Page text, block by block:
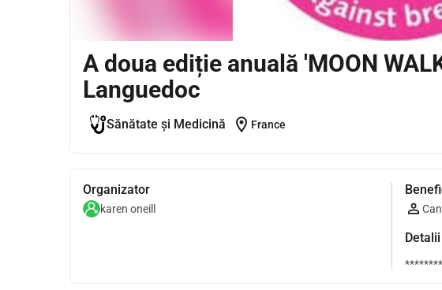
A doua ediție anuală 'MOON
Languedoc
Sănătate și Medicină location_on France
Organizator
karen oneill